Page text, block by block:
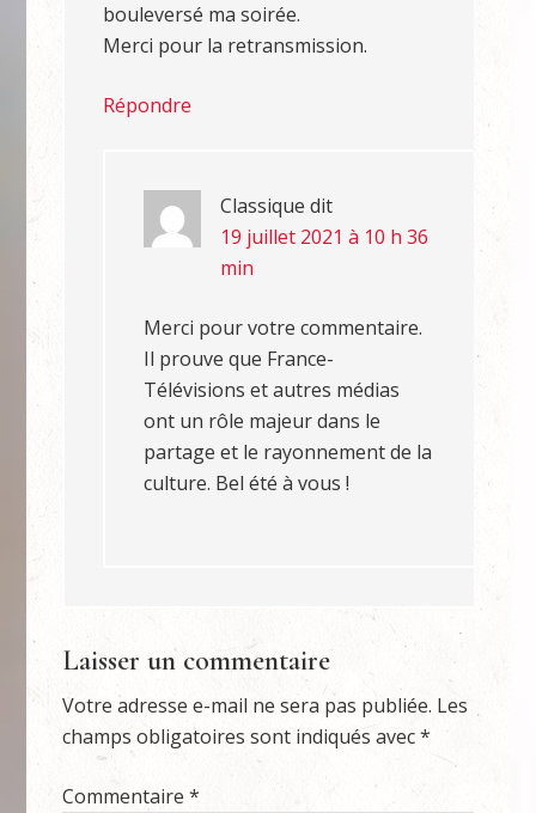
bouleversé ma soirée.
Merci pour la retransmission.
Répondre
Classique dit
19 juillet 2021 à 10 h 36
min
Merci pour votre commentaire.
Il prouve que France-
Télévisions et autres médias
ont un rôle majeur dans le
partage et le rayonnement de la
culture. Bel été à vous !
Laisser un commentaire
Votre adresse e-mail ne sera pas publiée. Les
champs obligatoires sont indiqués avec*
Commentaire*